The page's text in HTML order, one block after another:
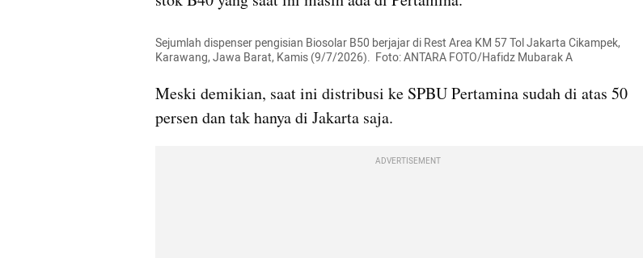
Sejumlah dispenser pengisian Biosolar B50 berjajar di Rest Area KM 57 Tol Jakarta Cikampek,
Karawang, Jawa Barat, Kamis (9/7/2026).  Foto: ANTARA FOTO/Hafidz Mubarak A
Meski demikian, saat ini distribusi ke SPBU Pertamina sudah di atas 50
persen dan tak hanya di Jakarta saja.
ADVERTISEMENT